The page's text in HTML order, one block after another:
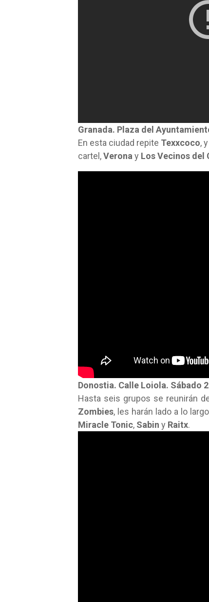
Granada. Plaza del
En esta ciudad repite Texxcoco,
cartel,Veronay Los Vecinos del
Donostia. Calle Loiola. Sábado
Hasta seis grupos se reunirán
Zombies, les harán lado a lo
Miracle Tonic, Sabin y Raitx.